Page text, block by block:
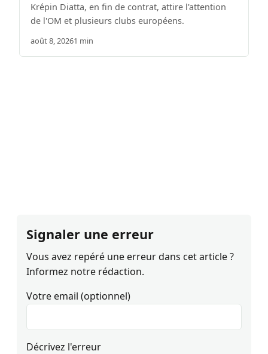
Krépin Diatta, en fin de contrat, attire l'attention
de l'OM et plusieurs clubs européens.
août 8, 20261 min
Signaler une erreur
Vous avez repéré une erreur dans cet article ?
Informez notre rédaction.
Votre email (optionnel)
Décrivez l'erreur